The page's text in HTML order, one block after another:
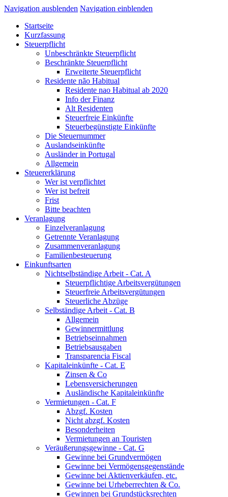
Navigation ausblenden Navigation einblenden
Startseite
Kurzfassung
Steuerpflicht
Unbeschränkte Steuerpflicht
Beschränkte Steuerpflicht
Erweiterte Steuerpflicht
Residente não Habitual
Residente nao Habitual ab 2020
Info der Finanz
Alt Residenten
Steuerfreie Einkünfte
Steuerbegünstigte Einkünfte
Die Steuernummer
Auslandseinkünfte
Ausländer in Portugal
Allgemein
Steuererklärung
Wer ist verpflichtet
Wer ist befreit
Frist
Bitte beachten
Veranlagung
Einzelveranlagung
Getrennte Veranlagung
Zusammenveranlagung
Familienbesteuerung
Einkunftsarten
Nichtselbständige Arbeit - Cat. A
Steuerpflichtige Arbeitsvergütungen
Steuerfreie Arbeitsvergütungen
Steuerliche Abzüge
Selbständige Arbeit - Cat. B
Allgemein
Gewinnermittlung
Betriebseinnahmen
Betriebsausgaben
Transparencia Fiscal
Kapitaleinkünfte - Cat. E
Zinsen & Co
Lebensversicherungen
Ausländische Kapitaleinkünfte
Vermietungen - Cat. F
Abzgf. Kosten
Nicht abzgf. Kosten
Besonderheiten
Vermietungen an Touristen
Veräußerungsgewinne - Cat. G
Gewinne bei Grundvermögen
Gewinne bei Vermögensgegenstände
Gewinne bei Aktienverkäufen, etc.
Gewinne bei Urheberrechten & Co.
Gewinnen bei Grundstücksrechten